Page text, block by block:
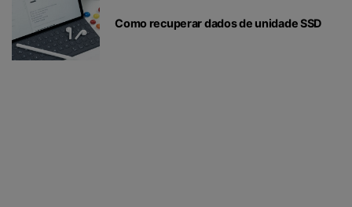
Como recuperar dados de unidade SSD